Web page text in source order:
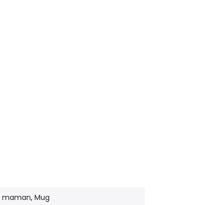
maman, Mug